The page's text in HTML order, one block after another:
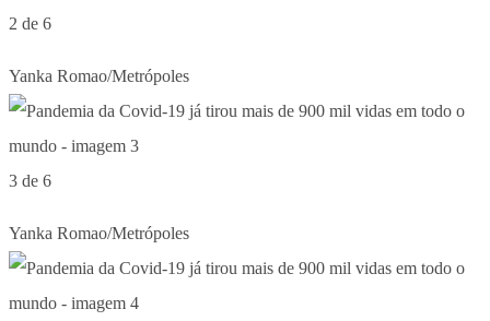
2 de 6
Yanka Romao/Metrópoles
3 de 6
Yanka Romao/Metrópoles